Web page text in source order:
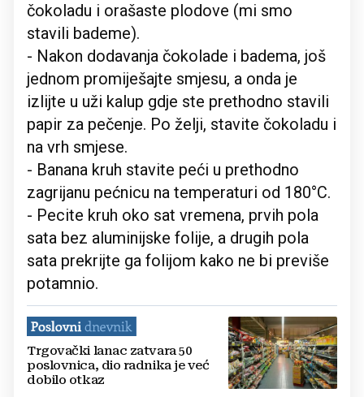
čokoladu i orašaste plodove (mi smo
stavili bademe).
- Nakon dodavanja čokolade i badema, još
jednom promiješajte smjesu, a onda je
izlijte u uži kalup gdje ste prethodno stavili
papir za pečenje. Po želji, stavite čokoladu i
na vrh smjese.
- Banana kruh stavite peći u prethodno
zagrijanu pećnicu na temperaturi od 180°C.
- Pecite kruh oko sat vremena, prvih pola
sata bez aluminijske folije, a drugih pola
sata prekrijte ga folijom kako ne bi previše
potamnio.
Trgovački lanac zatvara 50
poslovnica, dio radnika je već
dobilo otkaz